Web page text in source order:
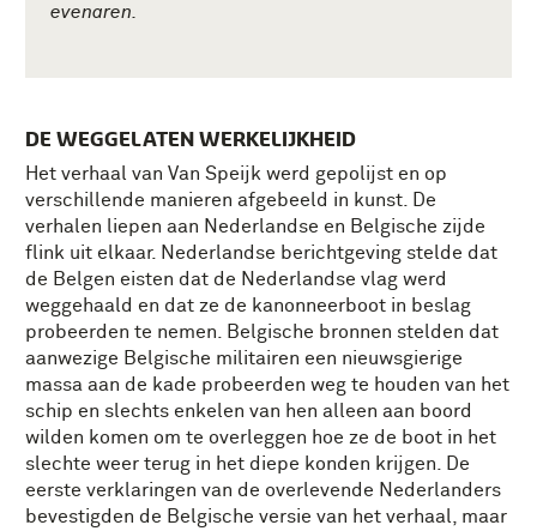
evenaren.
DE WEGGELATEN WERKELIJKHEID
Het verhaal van Van Speijk werd gepolijst en op
verschillende manieren afgebeeld in kunst. De
verhalen liepen aan Nederlandse en Belgische zijde
flink uit elkaar. Nederlandse berichtgeving stelde dat
de Belgen eisten dat de Nederlandse vlag werd
weggehaald en dat ze de kanonneerboot in beslag
probeerden te nemen. Belgische bronnen stelden dat
aanwezige Belgische militairen een nieuwsgierige
massa aan de kade probeerden weg te houden van het
schip en slechts enkelen van hen alleen aan boord
wilden komen om te overleggen hoe ze de boot in het
slechte weer terug in het diepe konden krijgen. De
eerste verklaringen van de overlevende Nederlanders
bevestigden de Belgische versie van het verhaal, maar